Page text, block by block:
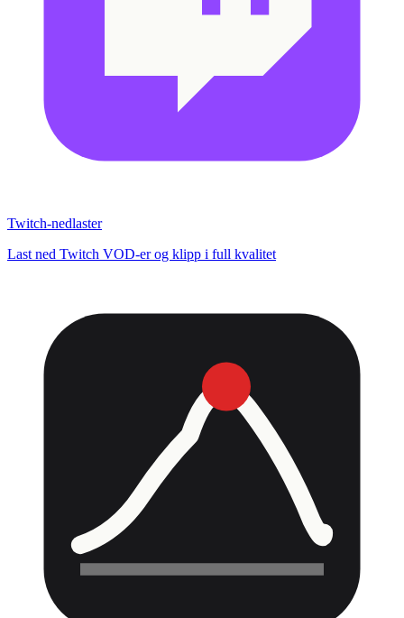
Twitch-nedlaster
Last ned Twitch VOD-er og klipp i full kvalitet